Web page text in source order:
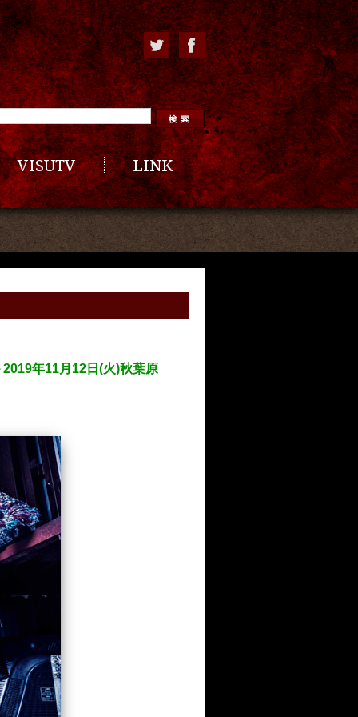
VISUTV LINK
年11月12日(火)秋葉原